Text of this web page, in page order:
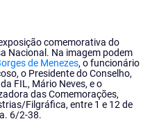
comemorativa do
Nacional. Na imagem podem
de Menezes, o funcionário
o Presidente do Conselho,
FIL, Mário Neves, e o
das Comemorações,
Filgráfica, entre 1 e 12 de
6/2-38.